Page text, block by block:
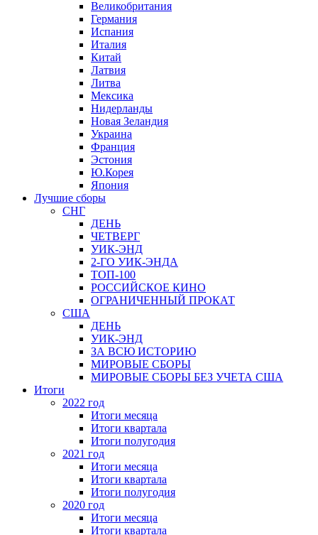
Великобритания
Германия
Испания
Италия
Китай
Латвия
Литва
Мексика
Нидерланды
Новая Зеландия
Украина
Франция
Эстония
Ю.Корея
Япония
Лучшие сборы
СНГ
ДЕНЬ
ЧЕТВЕРГ
УИК-ЭНД
2-ГО УИК-ЭНДА
ТОП-100
РОССИЙСКОЕ КИНО
ОГРАНИЧЕННЫЙ ПРОКАТ
США
ДЕНЬ
УИК-ЭНД
ЗА ВСЮ ИСТОРИЮ
МИРОВЫЕ СБОРЫ
МИРОВЫЕ СБОРЫ БЕЗ УЧЕТА США
Итоги
2022 год
Итоги месяца
Итоги квартала
Итоги полугодия
2021 год
Итоги месяца
Итоги квартала
Итоги полугодия
2020 год
Итоги месяца
Итоги квартала